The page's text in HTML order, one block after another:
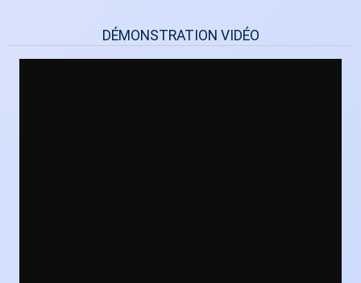
DÉMONSTRATION VIDÉO